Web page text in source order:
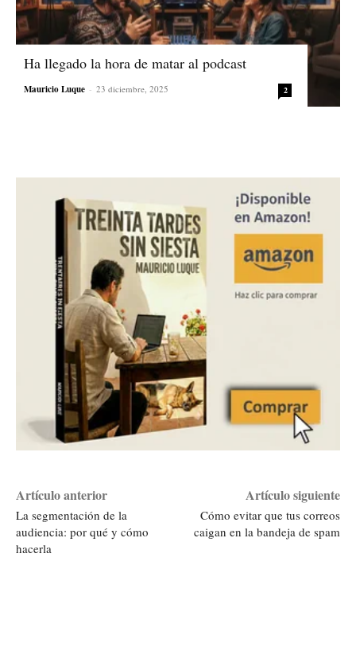
Ha llegado la hora de matar al podcast
Mauricio Luque - 23 diciembre, 2025 2
Artículo anterior
La segmentación de la
audiencia: por qué y cómo
hacerla
Artículo siguiente
Cómo evitar que tus correos
caigan en la bandeja de spam